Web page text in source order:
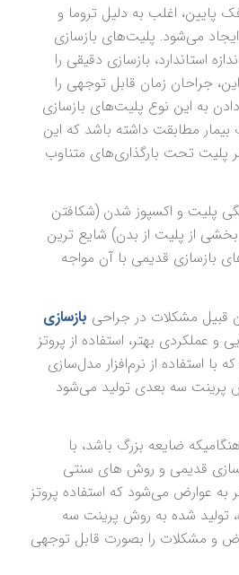
پایین، اغلب به دلیل تروما و
می‌شود. پلیت‌های بازسازی
استاندارد، بازسازی دقیقی را
جراحان زمان قابل توجهی را
به این نوع پلیت‌های بازسازی
مطابقت داشته باشد که این
پلیت تحت بارگذاری‌های متناوب
پلیت و اکسپوز شدن (شکافتن
از پلیت از بدن) شایع ترین
بازسازی قدیمی با آن مواجه
قبیل مشکلات در جراحی بازسازی
و عملکردی بهتر، استفاده از پروتز
استفاده از نرم‌افزار مدل‌سازی
پرینت سه بعدی تولید می‌شود
ضایعه بزرگ باشد، با
قدیمی و روش های سنتی
به عوارض می‌شود که استفاده پروتز
شده به روش پرینت سه
و مشکلات را بصورت قابل توجهی